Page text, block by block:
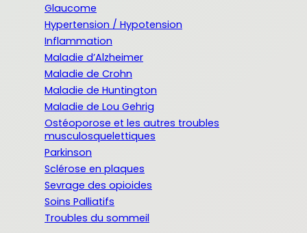
Glaucome
Hypertension / Hypotension
Inflammation
Maladie d’Alzheimer
Maladie de Crohn
Maladie de Huntington
Maladie de Lou Gehrig
Ostéoporose et les autres troubles
musculosquelettiques
Parkinson
Sclérose en plaques
Sevrage des opioides
Soins Palliatifs
Troubles du sommeil